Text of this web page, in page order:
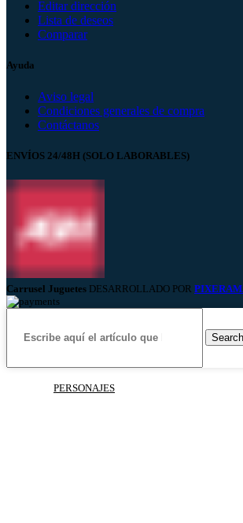
Editar dirección
Lista de deseos
Comparar
Ayuda
Aviso legal
Condiciones generales de compra
Contáctanos
ENVÍOS 24/48H (SOLO LABORABLES)
Carrusel Juguetes DESARROLLADO POR
Search
PERSONAJES